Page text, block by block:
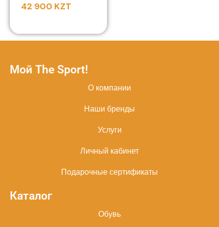
42 900 KZT
Мой The Sport!
О компании
Наши бренды
Услуги
Личный кабинет
Подарочные сертификаты
Каталог
Обувь